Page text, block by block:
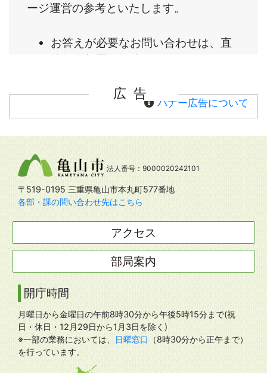
広告
バナー広告について
法人番号：9000020242101
〒519-0195 三重県亀山市本丸町577番地
各部・課の問い合わせ先はこちら
アクセス
部局案内
開庁時間
月曜日から金曜日の午前8時30分から午後5時15分まで(祝
日・休日・12月29日から1月3日を除く)
※一部の業務においては、
日曜窓口
（8時30分から正午まで）
を行っています。